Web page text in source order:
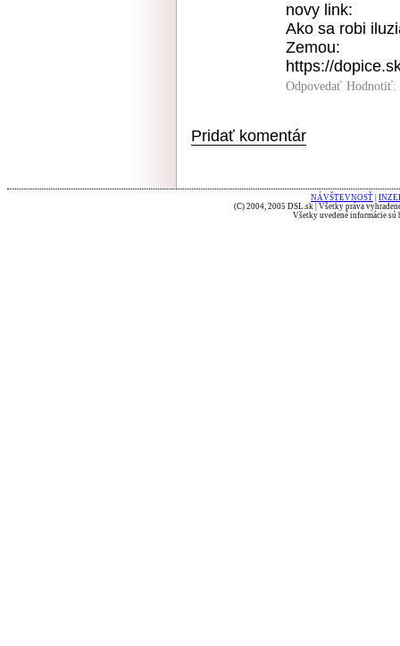
novy link:
Ako sa robi
Zemou:
https://
Odpovedať Hodnotiť:
Pridať komentár
NÁVŠTEVNOSŤ
(C) 2004, 2005 DSL.sk | Všetky práva
Všetky uvedené informácie sú